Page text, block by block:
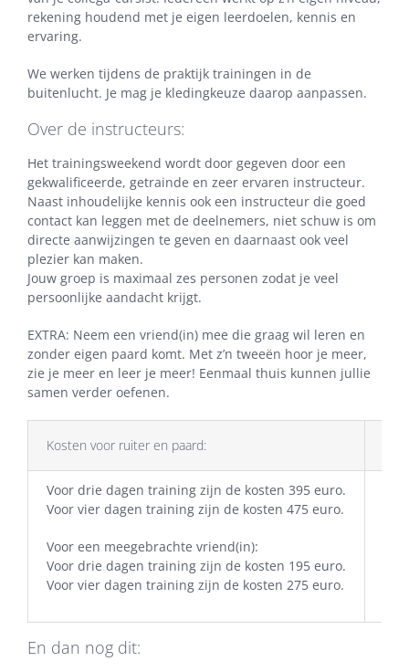
rekening houdend met je eigen leerdoelen, kennis en
ervaring.
We werken tijdens de praktijk trainingen in de
buitenlucht. Je mag je kledingkeuze daarop aanpassen.
Over de instructeurs:
Het trainingsweekend wordt door gegeven door een
gekwalificeerde, getrainde en zeer ervaren instructeur.
Naast inhoudelijke kennis ook een instructeur die goed
contact kan leggen met de deelnemers, niet schuw is om
directe aanwijzingen te geven en daarnaast ook veel
plezier kan maken.
Jouw groep is maximaal zes personen zodat je veel
persoonlijke aandacht krijgt.
EXTRA: Neem een vriend(in) mee die graag wil leren en
zonder eigen paard komt. Met z’n tweeën hoor je meer,
zie je meer en leer je meer! Eenmaal thuis kunnen jullie
samen verder oefenen.
Kosten voor ruiter en paard:
Voor drie dagen training zijn de kosten 395 euro.
Voor vier dagen training zijn de kosten 475 euro.
Voor een meegebrachte vriend(in):
Voor drie dagen training zijn de kosten 195 euro.
Voor vier dagen training zijn de kosten 275 euro.
En dan nog dit: